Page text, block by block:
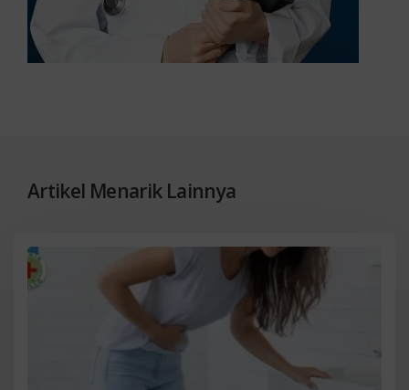
Artikel Menarik Lainnya